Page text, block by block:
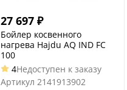
27 697 ₽
Бойлер косвенного
нагрева Hajdu AQ IND FC
100
4Недоступен к заказу
Артикул 2141913902